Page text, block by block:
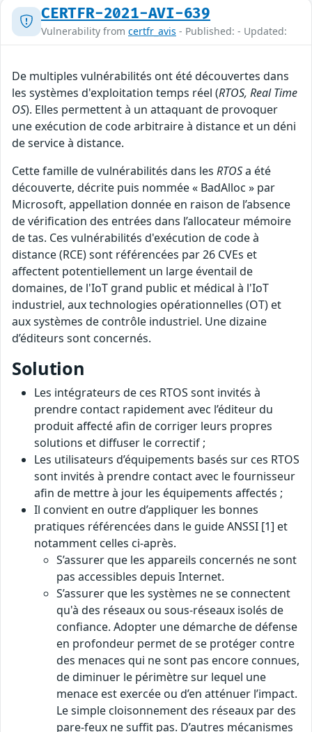
CERTFR-2021-AVI-639
Vulnerability from certfr_avis - Published: - Updated:
De multiples vulnérabilités ont été découvertes dans
les systèmes d'exploitation temps réel (RTOS, Real Time
OS). Elles permettent à un attaquant de provoquer
une exécution de code arbitraire à distance et un déni
de service à distance.
Cette famille de vulnérabilités dans les RTOSa été
découverte, décrite puis nommée « BadAlloc » par
Microsoft, appellation donnée en raison de l’absence
de vérification des entrées dans l’allocateur mémoire
de tas. Ces vulnérabilités d'exécution de code à
distance (RCE) sont référencées par 26 CVEs et
affectent potentiellement un large éventail de
domaines, de l'IoT grand public et médical à l'IoT
industriel, aux technologies opérationnelles (OT) et
aux systèmes de contrôle industriel. Une dizaine
d’éditeurs sont concernés.
Solution
Les intégrateurs de ces RTOS sont invités à
prendre contact rapidement avec l’éditeur du
produit affecté afin de corriger leurs propres
solutions et diffuser le correctif ;
Les utilisateurs d’équipements basés sur ces RTOS
sont invités à prendre contact avec le fournisseur
afin de mettre à jour les équipements affectés ;
Il convient en outre d’appliquer les bonnes
pratiques référencées dans le guide ANSSI [1] et
notamment celles ci-après.
S’assurer que les appareils concernés ne sont
pas accessibles depuis Internet.
S’assurer que les systèmes ne se connectent
qu'à des réseaux ou sous-réseaux isolés de
confiance. Adopter une démarche de défense
en profondeur permet de se protéger contre
des menaces qui ne sont pas encore connues,
de diminuer le périmètre sur lequel une
menace est exercée ou d’en atténuer l’impact.
Le simple cloisonnement des réseaux par des
pare-feux ne suffit pas. D’autres mécanismes